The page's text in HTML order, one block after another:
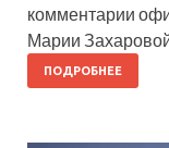
комментарии
Марии
ПОДРОБНЕЕ